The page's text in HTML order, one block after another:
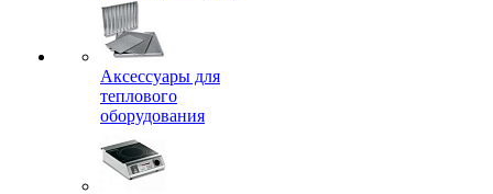
Аксессуары для
теплового
оборудования